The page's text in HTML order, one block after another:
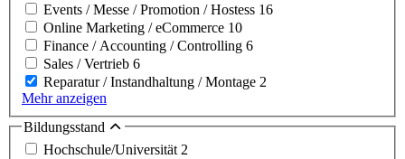
Events / Messe / Promotion / Hostess 16
Online Marketing / eCommerce 10
Finance / Accounting / Controlling 6
Sales / Vertrieb 6
Reparatur / Instandhaltung / Montage 2
Mehr anzeigen
Bildungsstand
Hochschule/Universität2